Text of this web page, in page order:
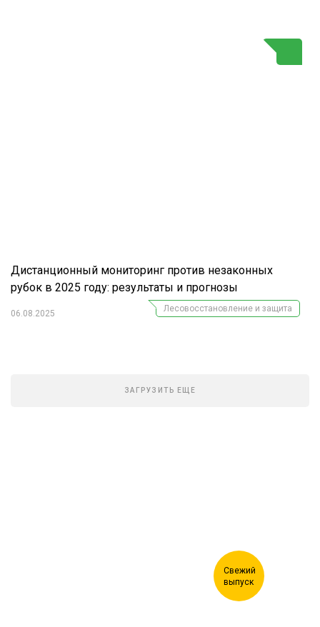
Дистанционный мониторинг против незаконных
рубок в 2025 году: результаты и прогнозы
06.08.2025
Лесовосстановление и защита
ЗАГРУЗИТЬ ЕЩЕ